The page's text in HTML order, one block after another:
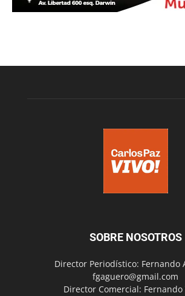
SOBRE NOSOTROS
Director Periodístico: Fernando
fgaguero@gmail.com
Director Comercial: Fernando